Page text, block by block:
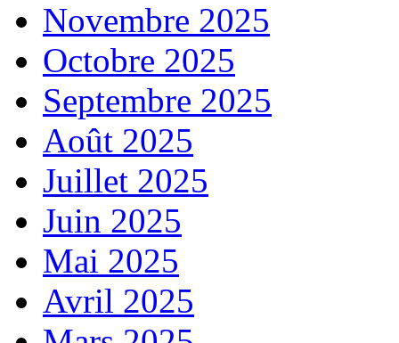
Novembre 2025
Octobre 2025
Septembre 2025
Août 2025
Juillet 2025
Juin 2025
Mai 2025
Avril 2025